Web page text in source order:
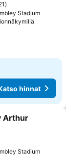
Stadium
hinnat
Arthur
Stadium